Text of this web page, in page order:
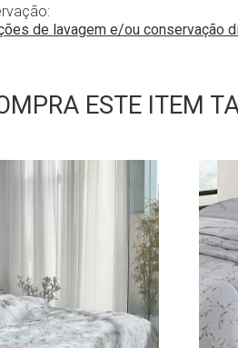
de lavagem e/ou conservação
ESTE ITEM